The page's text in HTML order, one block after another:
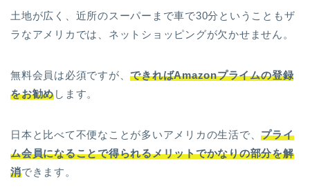
土地が広く、近所のスーパーまで車で30分ということもザ
ラなアメリカでは、ネットショッピングが欠かせません。
無料会員は必須ですが、できればAmazonプライムの登録
をお勧めします。
日本と比べて不便なことが多いアメリカの生活で、プライ
ム会員になることで得られるメリットでかなりの部分を解
消できます。